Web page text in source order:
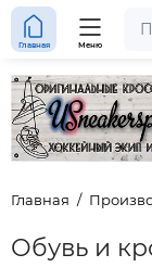
Главная Меню
Главная
Обувь и